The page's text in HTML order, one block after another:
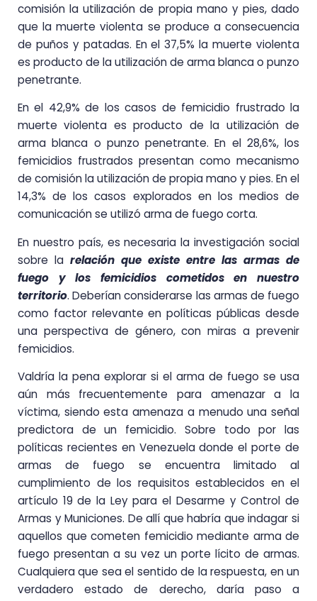
comisión la utilización de propia mano y pies, dado
que la muerte violenta se produce a consecuencia
de puños y patadas. En el 37,5% la muerte violenta
es producto de la utilización de arma blanca o punzo
penetrante.
En el 42,9% de los casos de femicidio frustrado la
muerte violenta es producto de la utilización de
arma blanca o punzo penetrante. En el 28,6%, los
femicidios frustrados presentan como mecanismo
de comisión la utilización de propia mano y pies. En el
14,3% de los casos explorados en los medios de
comunicación se utilizó arma de fuego corta.
En nuestro país, es necesaria la investigación social
sobre la relación que existe entre las armas de
fuego y los femicidios cometidos en nuestro
territorio. Deberían considerarse las armas de fuego
como factor relevante en políticas públicas desde
una perspectiva de género, con miras a prevenir
femicidios.
Valdría la pena explorar si el arma de fuego se usa
aún más frecuentemente para amenazar a la
víctima, siendo esta amenaza a menudo una señal
predictora de un femicidio. Sobre todo por las
políticas recientes en Venezuela donde el porte de
armas de fuego se encuentra limitado al
cumplimiento de los requisitos establecidos en el
artículo 19 de la Ley para el Desarme y Control de
Armas y Municiones. De allí que habría que indagar si
aquellos que cometen femicidio mediante arma de
fuego presentan a su vez un porte lícito de armas.
Cualquiera que sea el sentido de la respuesta, en un
verdadero estado de derecho, daría paso a